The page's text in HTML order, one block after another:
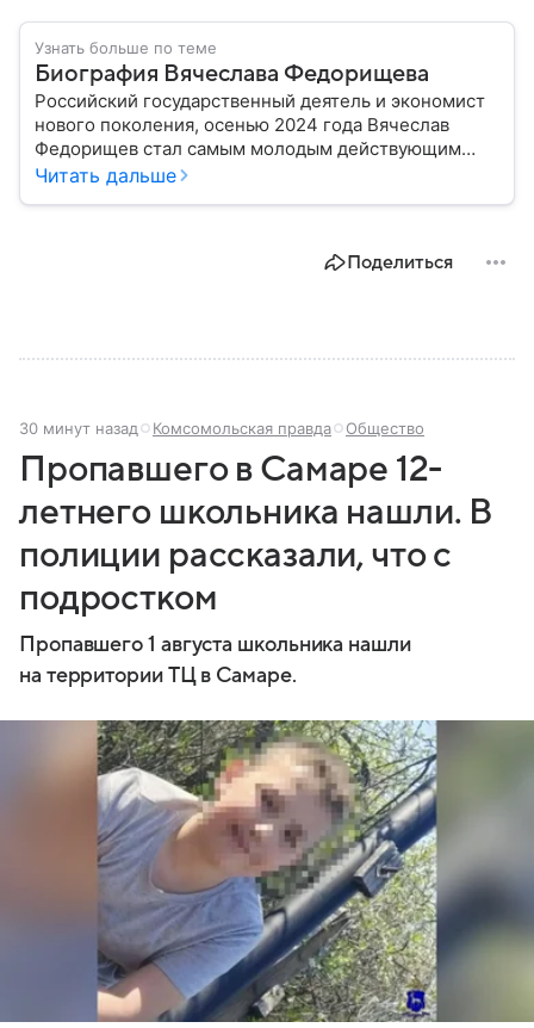
Узнать больше по теме
Биография Вячеслава Федорищева
Российский государственный деятель и экономист
нового поколения, осенью 2024 года Вячеслав
Федорищев стал самым молодым действующим
главой субъекта в РФ. Возглавивший Самарскую
Читать дальше
Поделиться
30 минут назад Комсомольская правда Общество
Пропавшего в Самаре 12-
летнего школьника нашли. В
полиции рассказали, что с
подростком
Пропавшего 1 августа школьника нашли
на территории ТЦ в Самаре.